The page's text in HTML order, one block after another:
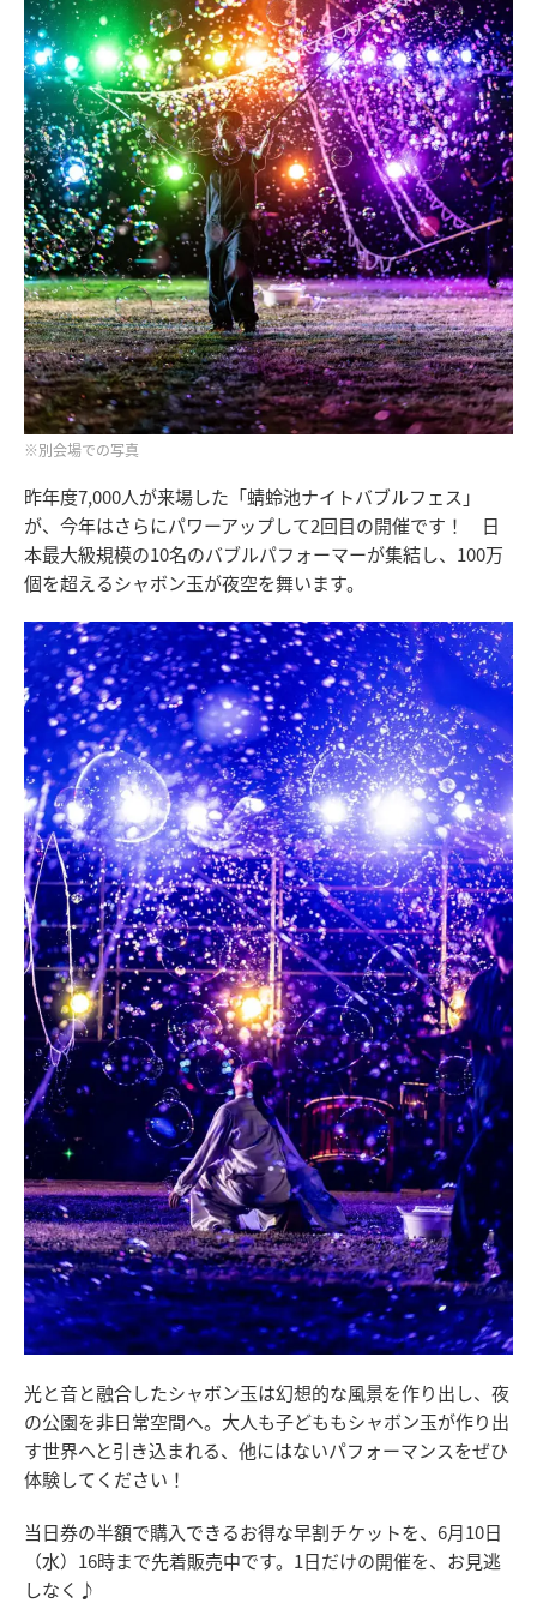
※別会場での写真
昨年度7,000人が来場した「蜻蛉池ナイトバブルフェス」
が、今年はさらにパワーアップして2回目の開催です！ 日
本最大級規模の10名のバブルパフォーマーが集結し、100万
個を超えるシャボン玉が夜空を舞います。
光と音と融合したシャボン玉は幻想的な風景を作り出し、夜
の公園を非日常空間へ。大人も子どももシャボン玉が作り出
す世界へと引き込まれる、他にはないパフォーマンスをぜひ
体験してください！
当日券の半額で購入できるお得な早割チケットを、6月10日
（水）16時まで先着販売中です。1日だけの開催を、お見逃
しなく♪